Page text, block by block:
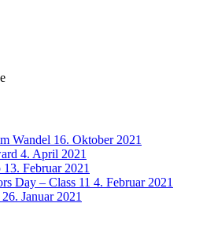
Wandel 16. Oktober 2021
4. April 2021
13. Februar 2021
Day – Class 11 4. Februar 2021
26. Januar 2021